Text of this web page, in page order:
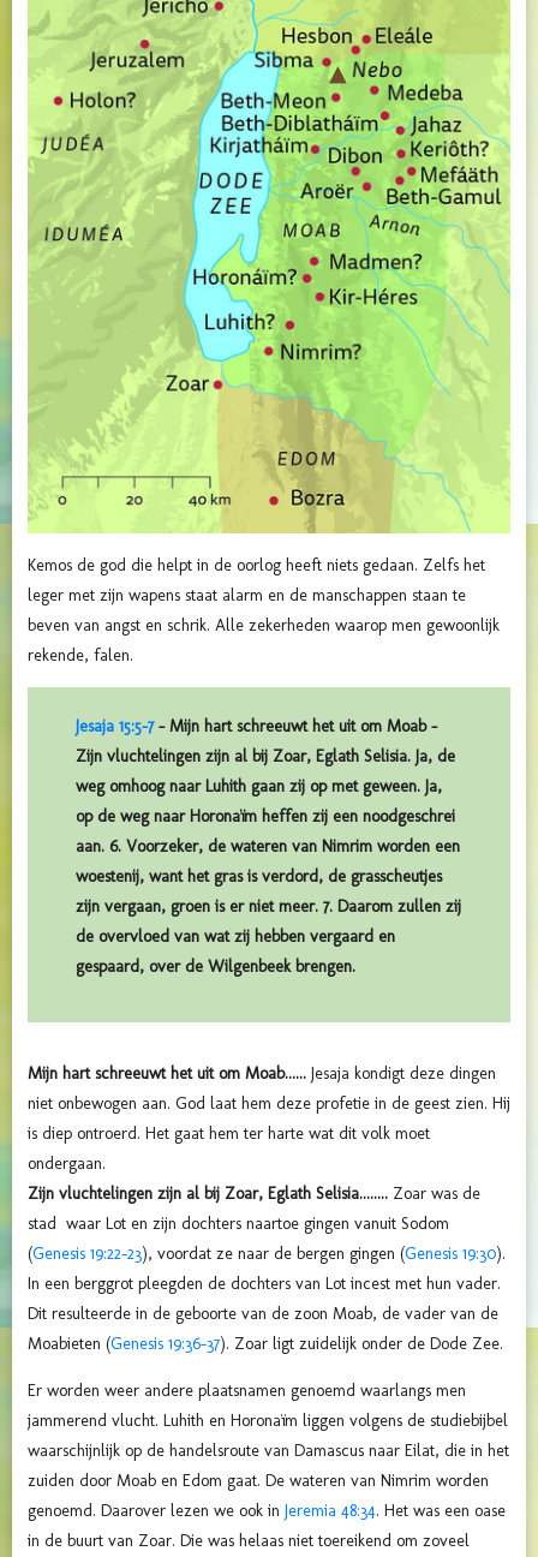
Kemos de god die helpt in de oorlog heeft niets gedaan. Zelfs het
leger met zijn wapens staat alarm en de manschappen staan te
beven van angst en schrik. Alle zekerheden waarop men gewoonlijk
rekende, falen.
Jesaja 15:5-7– Mijn hart schreeuwt het uit om Moab –
Zijn vluchtelingen zijn al bij Zoar, Eglath Selisia. Ja, de
weg omhoog naar Luhith gaan zij op met geween. Ja,
op de weg naar Horonaïm heffen zij een noodgeschrei
aan. 6. Voorzeker, de wateren van Nimrim worden een
woestenij, want het gras is verdord, de grasscheutjes
zijn vergaan, groen is er niet meer. 7. Daarom zullen zij
de overvloed van wat zij hebben vergaard en
gespaard, over de Wilgenbeek brengen.
Mijn hart schreeuwt het uit om Moab...... Jesaja kondigt deze dingen
niet onbewogen aan. God laat hem deze profetie in de geest zien. Hij
is diep ontroerd. Het gaat hem ter harte wat dit volk moet
ondergaan.
Zijn vluchtelingen zijn al bij Zoar, Eglath Selisia........ Zoar was de
stad waar Lot en zijn dochters naartoe gingen vanuit Sodom
(Genesis 19:22-23), voordat ze naar de bergen gingen (Genesis 19:30).
In een berggrot pleegden de dochters van Lot incest met hun vader.
Dit resulteerde in de geboorte van de zoon Moab, de vader van de
Moabieten (Genesis 19:36-37). Zoar ligt zuidelijk onder de Dode Zee.
Er worden weer andere plaatsnamen genoemd waarlangs men
jammerend vlucht. Luhith en Horonaïm liggen volgens de studiebijbel
waarschijnlijk op de handelsroute van Damascus naar Eilat, die in het
zuiden door Moab en Edom gaat. De wateren van Nimrim worden
genoemd. Daarover lezen we ook in Jeremia 48:34. Het was een oase
in de buurt van Zoar. Die was helaas niet toereikend om zoveel